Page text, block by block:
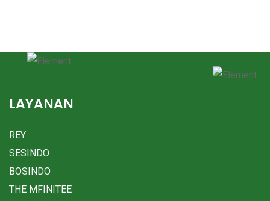
LAYANAN
REY
SESINDO
BOSINDO
THE MFINITEE